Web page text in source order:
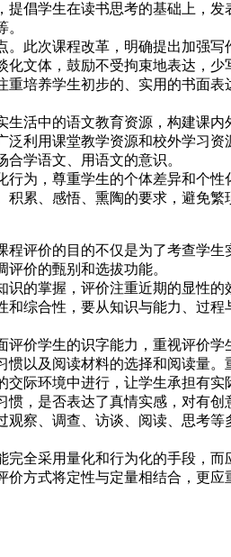
倡学生在读书思考的基础上，
次课程改革，明确提出加强写
文体，鼓励不受拘束地表达，
培养学生初步的、实用的书面
中的语文教育资源，构建课内
利用课堂教学资源和校外学习
学语文、用语文的意识。
，尊重学生的个体差异和个性
累、感悟、熏陶的要求，避免
价的目的不仅是为了考查学生
价的甄别和选拔功能。
掌握，评价注重近期的显性的
综合性，要从知识与能力、过
学生的识字能力，重视评价学
以及阅读材料的选择和阅读量
际环境中进行，让学生承担有
，是否表达了真情实感，对有
察、调查、访谈、阅读、思考
采用量化和行为化的手段，而
方式将定性与定量相结合，更